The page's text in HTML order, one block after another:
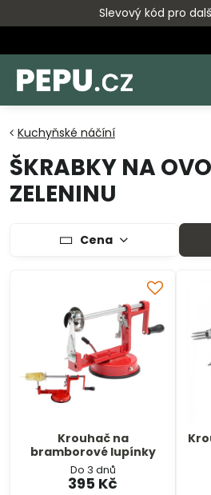
Slevový kód pro
Kuchyňské náčíní
ŠKRABKY NA
ZELENINU
Cena
Krouhač na
bramborové lupínky
Do 3 dnů
395 Kč